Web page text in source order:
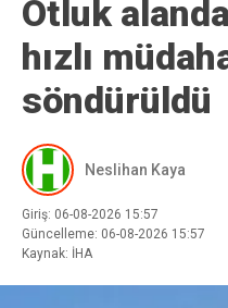
Otluk
hızlı
söndürüldü
Neslihan Kaya
Giriş: 06-08-2026 15:57
Güncelleme: 06-08-2026 15:57
Kaynak: İHA